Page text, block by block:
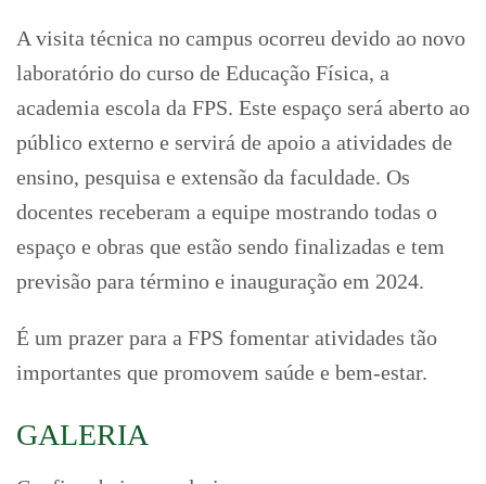
A visita técnica no campus ocorreu devido ao novo
laboratório do curso de Educação Física, a
academia escola da FPS. Este espaço será aberto ao
público externo e servirá de apoio a atividades de
ensino, pesquisa e extensão da faculdade. Os
docentes receberam a equipe mostrando todas o
espaço e obras que estão sendo finalizadas e tem
previsão para término e inauguração em 2024.
É um prazer para a FPS fomentar atividades tão
importantes que promovem saúde e bem-estar.
GALERIA